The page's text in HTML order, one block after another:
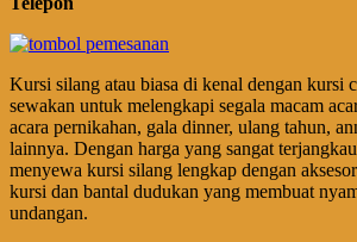
Kursi silang atau biasa di kenal dengan kursi
sewakan untuk melengkapi segala macam
acara pernikahan, gala dinner, ulang tahun,
lainnya. Dengan harga yang sangat
menyewa kursi silang lengkap dengan
kursi dan bantal dudukan yang membuat
undangan.